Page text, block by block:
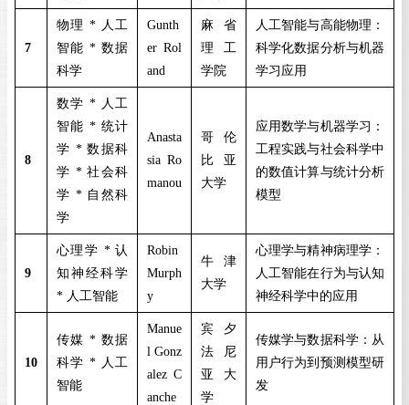
7
物理* 人工
智能* 数据
科学
Gunth
er Rol
and
麻省
理工
学院
人工智能与高能物理：
科学化数据分析与机器
学习应用
8
数学* 人工
智能* 统计
学 *数据科
学 *社会科
学 * 自然科
学
Anasta
sia Ro
manou
哥伦
比亚
大学
应用数学与机器学习：
工程实践与社会科学中
的数值计算与统计分析
模型
9
心理学 *认
知神经科学
* 人工智能
Robin
Murph
y
牛津
大学
心理学与精神病理学：
人工智能在行为与认知
神经科学中的应用
10
传媒* 数据
科学* 人工
智能
Manue
l Gonz
alez C
anche
宾夕
法尼
亚大
学
传媒学与数据科学：从
用户行为到预测模型研
发